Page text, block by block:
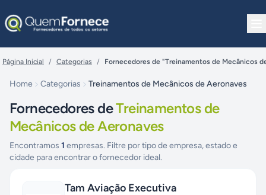
Página Inicial / Categorias / Fornecedores de "Treinamentos de Mecânicos
Home Categorias Treinamentos de Mecânicos de Aeronaves
Fornecedores deTreinamentos de
Mecânicos de Aeronaves
Encontramos 1 empresas. Filtre por tipo de empresa, estado e
cidade para encontrar o fornecedor ideal.
Tam Aviação Executiva